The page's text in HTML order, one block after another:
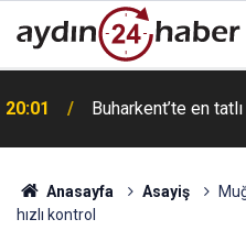
20:01 Buharkent’te en
Anasayfa Asayiş
hızlı kontrol